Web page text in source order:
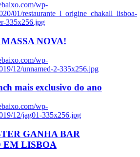
wp-
01/restaurante_l_origine_chakall_lisboa-
335x256.jpg
NOVA!
wp-
12/unnamed-2-335x256.jpg
mais exclusivo do ano
wp-
12/jag01-335x256.jpg
GANHA BAR
EM LISBOA